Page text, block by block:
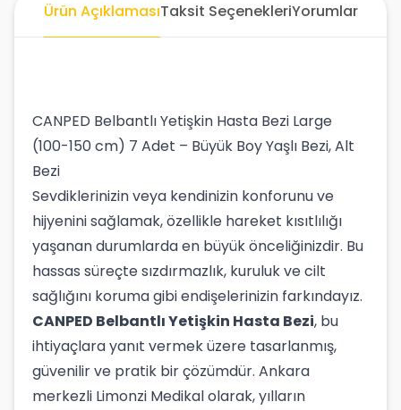
Ürün AçıklamasıTaksit SeçenekleriYorumlar
CANPED Belbantlı Yetişkin Hasta Bezi Large
(100-150 cm) 7 Adet – Büyük Boy Yaşlı Bezi, Alt
Bezi
Sevdiklerinizin veya kendinizin konforunu ve
hijyenini sağlamak, özellikle hareket kısıtlılığı
yaşanan durumlarda en büyük önceliğinizdir. Bu
hassas süreçte sızdırmazlık, kuruluk ve cilt
sağlığını koruma gibi endişelerinizin farkındayız.
CANPED Belbantlı Yetişkin Hasta Bezi, bu
ihtiyaçlara yanıt vermek üzere tasarlanmış,
güvenilir ve pratik bir çözümdür. Ankara
merkezli Limonzi Medikal olarak, yılların